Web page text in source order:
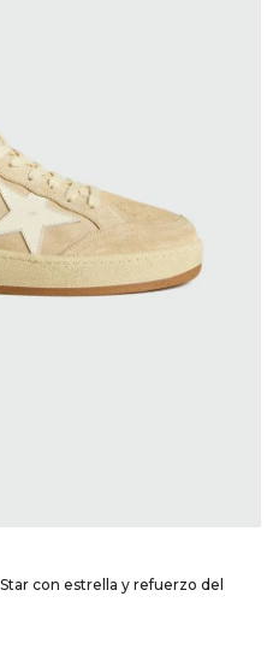
con estrella y refuerzo del